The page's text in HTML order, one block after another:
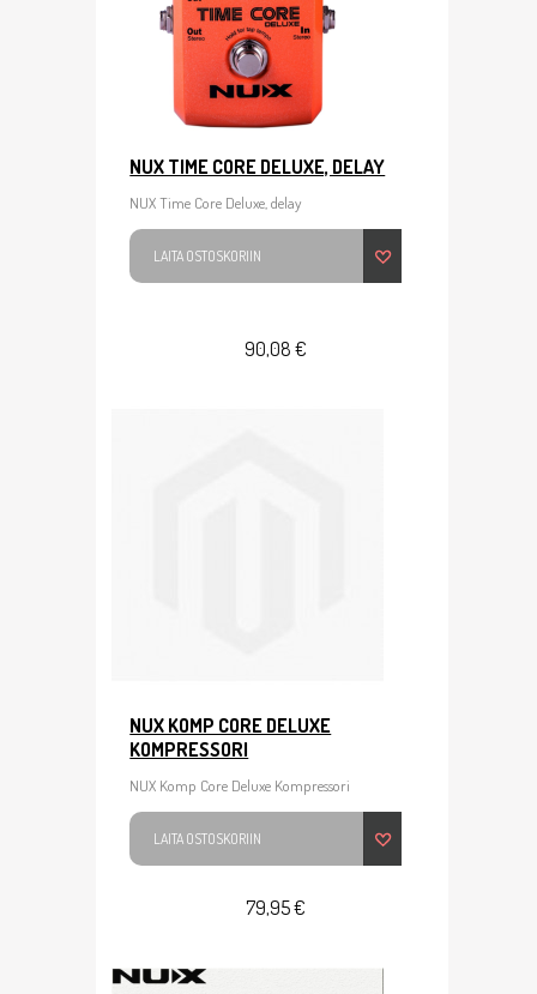
NUX TIME CORE DELUXE, DELAY
NUX Time Core Deluxe, delay
LAITA OSTOSKORIIN
90,08 €
NUX KOMP CORE DELUXE
KOMPRESSORI
NUX Komp Core Deluxe Kompressori
LAITA OSTOSKORIIN
79,95 €